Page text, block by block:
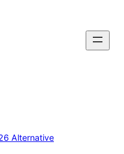
Alternative